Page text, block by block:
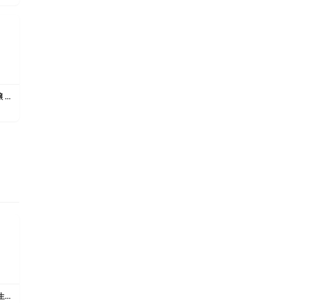
手取川 露堂々 斗瓶取り大吟醸 無濾過生酒
二兎 純米大吟醸 雄町四十八 生原酒